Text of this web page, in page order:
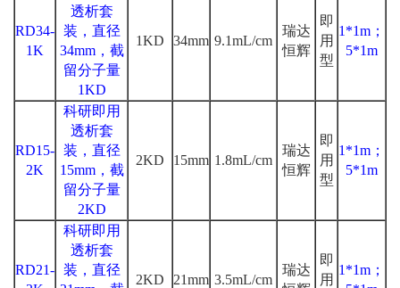
RD34-
1K
透析套
装，直径
34mm，截
留分子量
1KD
1KD 34mm 9.1mL/cm
瑞达
恒辉
即
用
型
1*1m；
5*1m
RD15-
2K
科研即用
透析套
装，直径
15mm，截
留分子量
2KD
2KD 15mm 1.8mL/cm
瑞达
恒辉
即
用
型
1*1m；
5*1m
RD21-
科研即用
透析套
装，直径
2KD 21mm 3.5mL/cm
瑞达
即
用
1*1m；